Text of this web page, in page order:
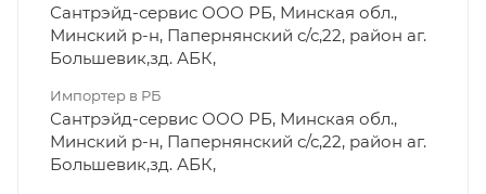
Сантрэйд-сервис ООО РБ, Минская обл.,
Минский р-н, Папернянский с/с,22, район аг.
Большевик,зд. АБК,
Импортер в РБ
Сантрэйд-сервис ООО РБ, Минская обл.,
Минский р-н, Папернянский с/с,22, район аг.
Большевик,зд. АБК,